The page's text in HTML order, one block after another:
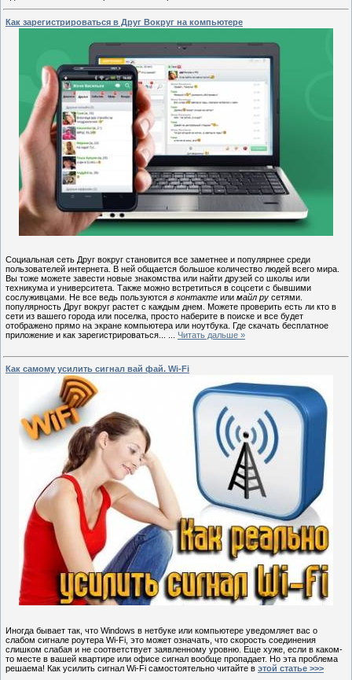
Как зарегистрироваться в Друг Вокруг на компьютере
Социальная сеть Друг вокруг становится все заметнее и популярнее среди
пользователей интернета. В ней общается большое количество людей всего мира.
Вы тоже можете завести новые знакомства или найти друзей со школы или
техникума и университета. Также можно встретиться в соцсети с бывшими
сослуживцами. Не все ведь пользуются в контакте или майл ру сетями.
популярность Друг вокруг растет с каждым днем. Можете проверить есть ли кто в
сети из вашего города или поселка, просто наберите в поиске и все будет
отображено прямо на экране компьютера или ноутбука. Где скачать бесплатное
приложение и как зарегистрироваться...
Читать дальше »
Как самому усилить сигнал вай фай. Wi-Fi
Иногда бывает так, что Windows в нетбуке или компьютере уведомляет вас о
слабом сигнале роутера Wi-Fi, это может означать, что скорость соединения
слишком слабая и не соответствует заявленному уровню. Еще хуже, если в каком-
то месте в вашей квартире или офисе сигнал вообще пропадает. Но эта проблема
решаема! Как усилить сигнал Wi-Fi самостоятельно читайте в этой статье >>>